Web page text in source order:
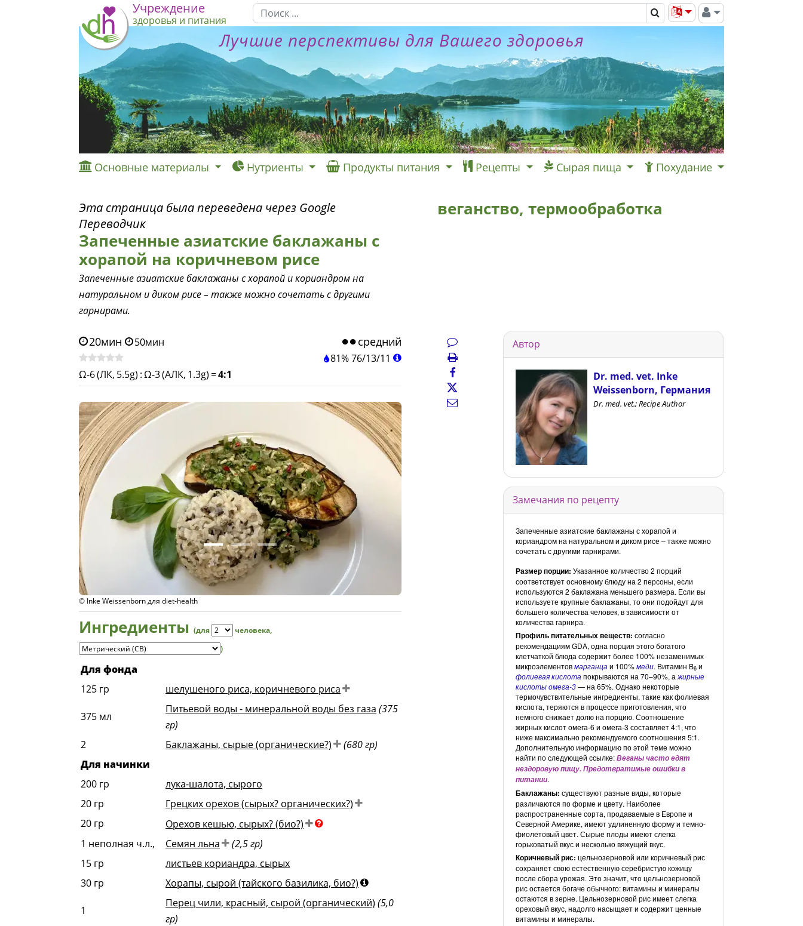
Учреждение
здоровья и питания
Лучшие перспективы для Вашего здоровья
Основные материалы Нутриенты Продукты питания Рецепты Сырая пища Похудание
Эта страница была переведена через Google
Переводчик
Запеченные азиатские баклажаны с
хорапой на коричневом рисе
Запеченные азиатские баклажаны с хорапой и кориандром на
натуральном и диком рисе – также можно сочетать с другими
гарнирами.
веганство, термообработка
20мин 50мин средний
81%76/13/11
Ω-6 (ЛК, 5.5g) :Ω-3 (АЛК, 1.3g) =4:1
© Inke Weissenborn для diet-health © Inke Weissenborn для diet-health
Ингредиенты (для человека,
)
Для фонда
125 гр шелушеного риса, коричневого риса
375 мл
Питьевой воды - минеральной воды без газа (375
гр)
2
Баклажаны, сырые (органические?)
(680 гр)
Для начинки
200 гр
лука-шалота, сырого
20 гр
Грецких орехов (сырых? органических?)
20 гр
Орехов кешью, сырых? (био?)
1 неполная ч.л., Семян льна
(2,5 гр)
15 гр
листьев кориандра, сырых
30 гр Хорапы, сырой (тайского базилика, био?)
1
Перец чили, красный, сырой (органический) (5,0
гр)
Автор
Dr. med. vet. Inke
Weissenborn, Германия
Dr. med. vet.; Recipe Author
Замечания по рецепту
Запеченные азиатские баклажаны с хорапой и
кориандром на натуральном и диком рисе – также можно
сочетать с другими гарнирами.
Размер порции: Указанное количество 2 порций
соответствует основному блюду на 2 персоны, если
используются 2 баклажана меньшего размера. Если вы
используете крупные баклажаны, то они подойдут для
большего количества человек, в зависимости от
количества гарнира.
Профиль питательных веществ: согласно
рекомендациям GDA, одна порция этого богатого
клетчаткой блюда содержит более 100% незаменимых
микроэлементовмарганца и 100%меди. Витамин B6 и
фолиевая кислота покрываются на 70–90%, а жирные
кислоты омега-3— на 65%. Однако некоторые
термочувствительные ингредиенты, такие как фолиевая
кислота, теряются в процессе приготовления, что
немного снижает долю на порцию. Соотношение
жирных кислот омега-6 и омега-3 составляет 4:1, что
ниже максимально рекомендуемого соотношения 5:1.
Дополнительную информацию по этой теме можно
найти по следующей ссылке:Веганы часто едят
нездоровую пищу. Предотвратимые ошибки в
питании.
Баклажаны: существуют разные виды, которые
различаются по форме и цвету. Наиболее
распространенные сорта, продаваемые в Европе и
Северной Америке, имеют удлиненную форму и темно-
фиолетовый цвет. Сырые плоды имеют слегка
горьковатый вкус и несколько вяжущий вкус.
Коричневый рис: цельнозерновой или коричневый рис
сохраняет свою естественную серебристую кожицу
после сбора урожая. Это значит, что цельнозерновой
рис остается богаче обычного: витамины и минералы
остаются в зерне. Цельнозерновой рис имеет слегка
ореховый вкус, надолго насыщает и содержит ценные
витамины и минералы.